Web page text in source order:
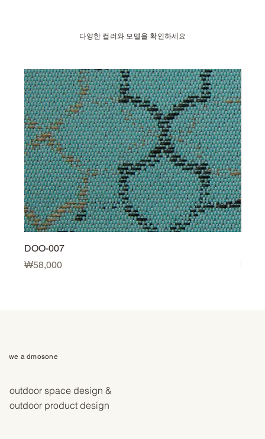
다양한 컬러와 모델을 확인하세요
DOO-007
가격
₩58,000
가격
we a dmosone
outdoor space design &
outdoor product design